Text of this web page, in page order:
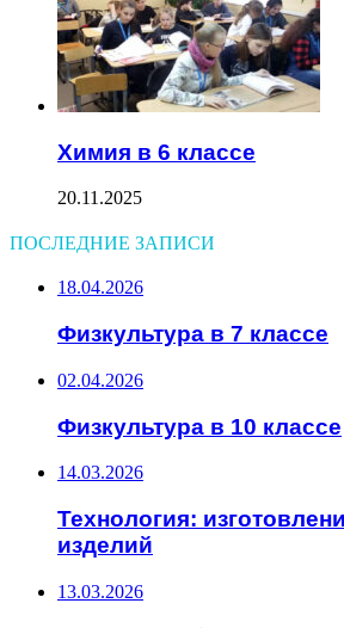
Химия в 6 классе
20.11.2025
ПОСЛЕДНИЕ ЗАПИСИ
18.04.2026
Физкультура в 7 классе
02.04.2026
Физкультура в 10 классе
14.03.2026
Технология:
изделий
13.03.2026